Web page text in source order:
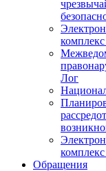
Лог
Обращения